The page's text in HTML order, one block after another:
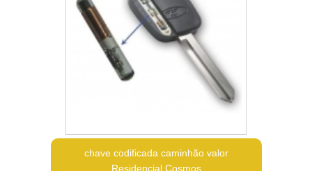
chave codificada caminhão valor
Residencial Cosmos